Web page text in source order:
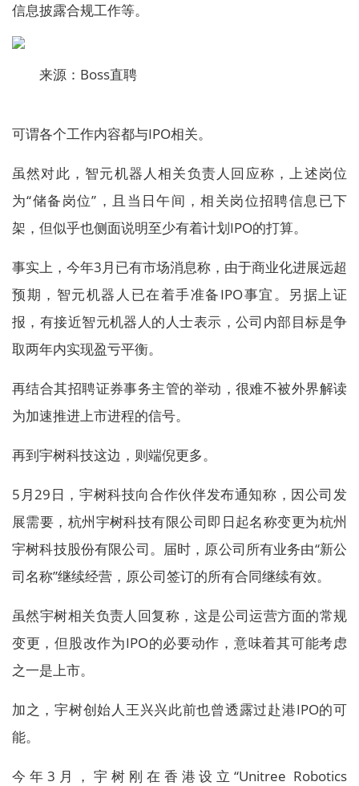
信息披露合规工作等。
来源：Boss直聘
可谓各个工作内容都与IPO相关。
虽然对此，智元机器人相关负责人回应称，上述岗位
为“储备岗位”，且当日午间，相关岗位招聘信息已下
架，但似乎也侧面说明至少有着计划IPO的打算。
事实上，今年3月已有市场消息称，由于商业化进展远超
预期，智元机器人已在着手准备IPO事宜。另据上证
报，有接近智元机器人的人士表示，公司内部目标是争
取两年内实现盈亏平衡。
再结合其招聘证券事务主管的举动，很难不被外界解读
为加速推进上市进程的信号。
再到宇树科技这边，则端倪更多。
5月29日，宇树科技向合作伙伴发布通知称，因公司发
展需要，杭州宇树科技有限公司即日起名称变更为杭州
宇树科技股份有限公司。届时，原公司所有业务由“新公
司名称”继续经营，原公司签订的所有合同继续有效。
虽然宇树相关负责人回复称，这是公司运营方面的常规
变更，但股改作为IPO的必要动作，意味着其可能考虑
之一是上市。
加之，宇树创始人王兴兴此前也曾透露过赴港IPO的可
能。
今年3月，宇树刚在香港设立“Unitree Robotics